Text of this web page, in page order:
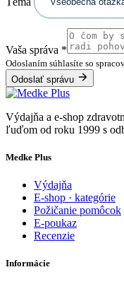
Vaša správa *
Odoslaním súhlasíte so
Odoslať správu
Výdajňa a e-shop
ľuďom od roku 1999 s
Medke Plus
Výdajňa
E-shop · kategórie
Požičanie pomôcok
E-poukaz
Recenzie
Informácie